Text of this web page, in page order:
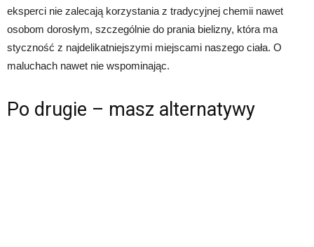
eksperci nie zalecają korzystania z tradycyjnej chemii nawet
osobom dorosłym, szczególnie do prania bielizny, która ma
styczność z najdelikatniejszymi miejscami naszego ciała. O
maluchach nawet nie wspominając.
Po drugie – masz alternatywy